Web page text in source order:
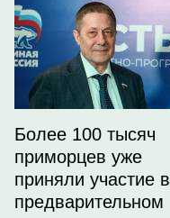
Более 100 тысяч
приморцев уже
приняли участие в
предварительном